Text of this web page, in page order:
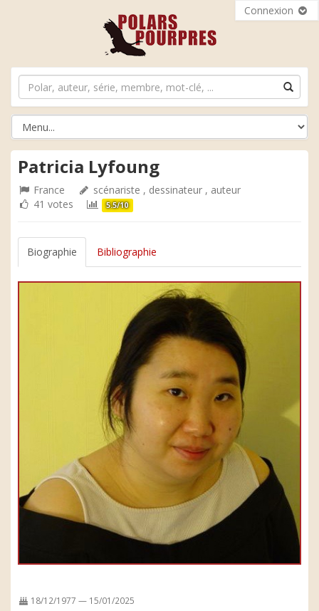
Connexion
Patricia Lyfoung
France
scénariste , dessinateur , auteur
41 votes
5.5/10
Biographie Bibliographie
18/12/1977 — 15/01/2025